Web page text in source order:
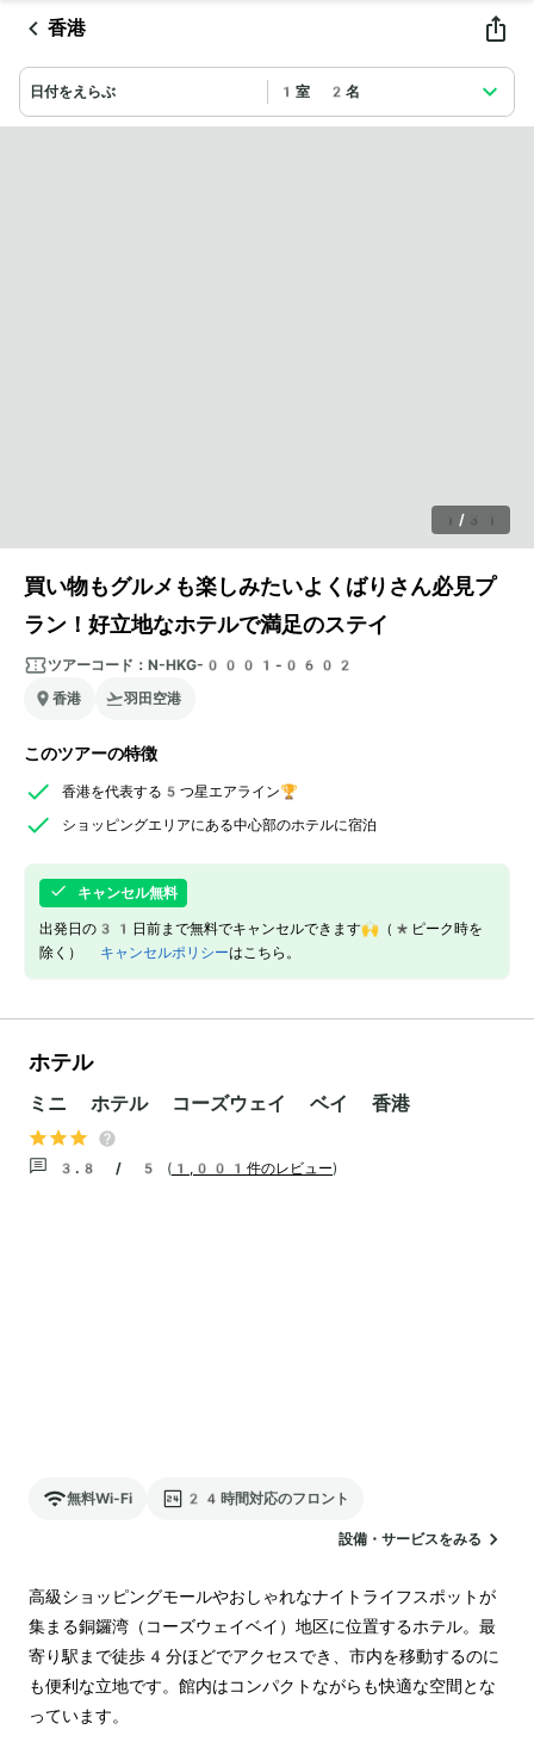
香港
日付をえらぶ 1室 2名
1 / 31
買い物もグルメも楽しみたいよくばりさん必見プ
ラン！好立地なホテルで満足のステイ
ツアーコード： N-HKG-0001-0602
香港
羽田空港
このツアーの特徴
香港を代表する5つ星エアライン🏆
ショッピングエリアにある中心部のホテルに宿泊
キャンセル無料
出発日の31日前まで無料でキャンセルできます🙌（*ピーク時を
除く） キャンセルポリシーはこちら。
ホテル
ミニ ホテル コーズウェイ ベイ 香港
3.8 / 5 ( 1,001件のレビュー)
無料Wi-Fi 24時間対応のフロント
設備・サービスをみる
高級ショッピングモールやおしゃれなナイトライフスポットが
集まる銅鑼湾（コーズウェイベイ）地区に位置するホテル。最
寄り駅まで徒歩4分ほどでアクセスでき、市内を移動するのに
も便利な立地です。館内はコンパクトながらも快適な空間とな
っています。